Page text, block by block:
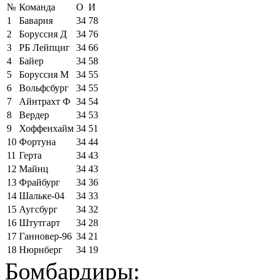
№ Команда О И
1
Бавария 34 78
2
Боруссия Д 34 76
3
РБ Лейпциг 34 66
4
Байер 34 58
5
Боруссия М 34 55
6
Вольфсбург 34 55
7
Айнтрахт Ф 34 54
8
Вердер 34 53
9
Хоффенхайм 34 51
10 Фортуна 34 44
11 Герта 34 43
12 Майнц 34 43
13 Фрайбург 34 36
14 Шальке-04 34 33
15 Аугсбург 34 32
16 Штутгарт 34 28
17 Ганновер-96 34 21
18 Нюрнберг 34 19
Бомбардиры: